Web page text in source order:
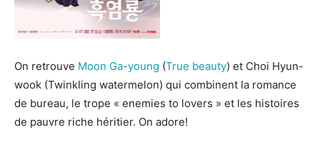
On retrouve Moon Ga-young (True beauty) et Choi Hyun-
wook (Twinkling watermelon) qui combinent la romance
de bureau, le trope « enemies to lovers » et les histoires
de pauvre riche héritier. On adore!